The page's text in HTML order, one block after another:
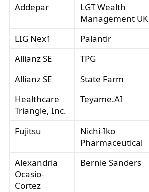
Addepar
LGT Wealth
Management UK
LIG Nex1 Palantir
Allianz SE
TPG
Allianz SE
State Farm
Healthcare
Triangle, Inc.
Teyame.AI
Fujitsu
Nichi-Iko
Pharmaceutical
Alexandria
Ocasio-
Cortez
Bernie Sanders